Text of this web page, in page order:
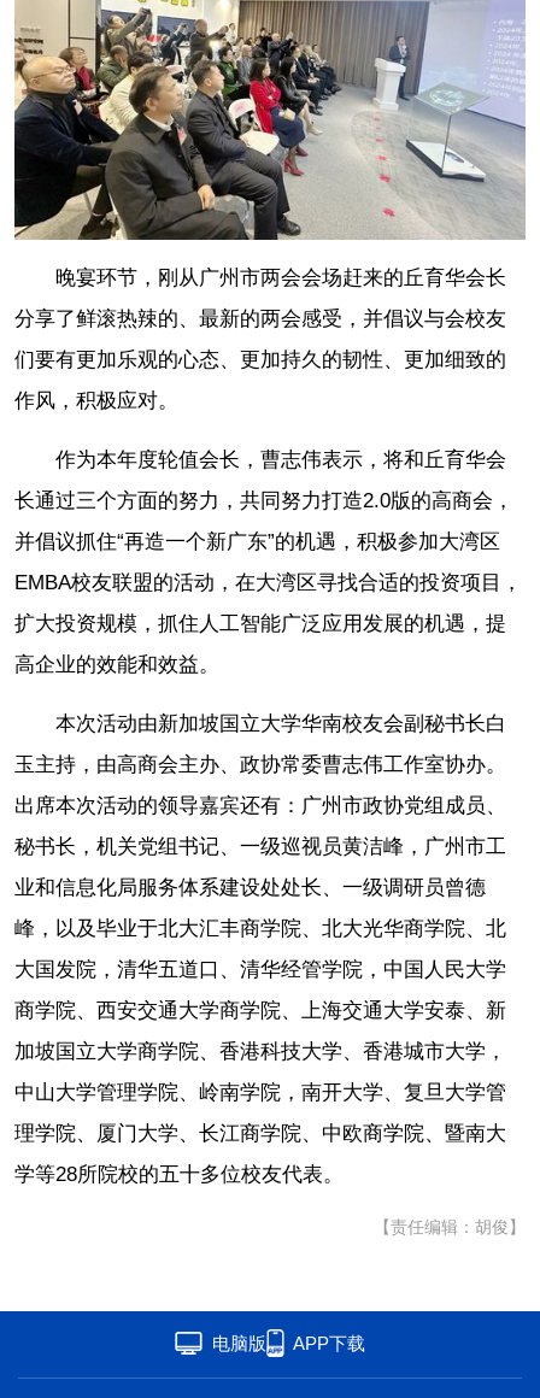
晚宴环节，刚从广州市两会会场赶来的丘育华会长
分享了鲜滚热辣的、最新的两会感受，并倡议与会校友
们要有更加乐观的心态、更加持久的韧性、更加细致的
作风，积极应对。
作为本年度轮值会长，曹志伟表示，将和丘育华会
长通过三个方面的努力，共同努力打造2.0版的高商会，
并倡议抓住“再造一个新广东”的机遇，积极参加大湾区
EMBA校友联盟的活动，在大湾区寻找合适的投资项目，
扩大投资规模，抓住人工智能广泛应用发展的机遇，提
高企业的效能和效益。
本次活动由新加坡国立大学华南校友会副秘书长白
玉主持，由高商会主办、政协常委曹志伟工作室协办。
出席本次活动的领导嘉宾还有：广州市政协党组成员、
秘书长，机关党组书记、一级巡视员黄洁峰，广州市工
业和信息化局服务体系建设处处长、一级调研员曾德
峰，以及毕业于北大汇丰商学院、北大光华商学院、北
大国发院，清华五道口、清华经管学院，中国人民大学
商学院、西安交通大学商学院、上海交通大学安泰、新
加坡国立大学商学院、香港科技大学、香港城市大学，
中山大学管理学院、岭南学院，南开大学、复旦大学管
理学院、厦门大学、长江商学院、中欧商学院、暨南大
学等28所院校的五十多位校友代表。
【责任编辑：胡俊】
电脑版 APP下载